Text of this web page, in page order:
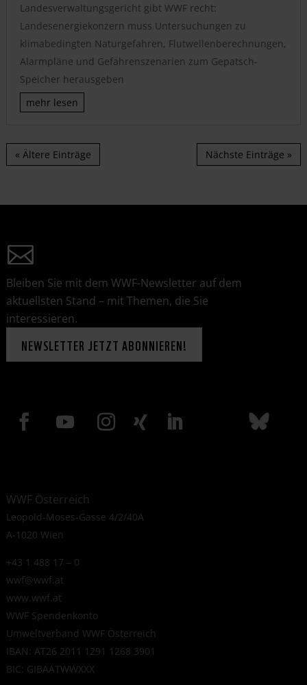
Landesverwaltungsgericht gibt WWF recht:
Landesenergiekonzern muss Untersuchungen zu
klimabedingten Naturgefahren, Flutwellenberechnungen,
Alarmpläne und Gefahrenszenarien zum Gepatsch-
Speicher herausgeben
mehr lesen
« Ältere Einträge Nächste Einträge »
Bleiben Sie mit dem WWF-Newsletter auf dem
aktuellsten Stand – mit Themen, die Sie
interessieren.
NEWSLETTER JETZT ABONNIEREN!
WWF Österreich
Leopold-Moses-Gasse 4/2/40A
A-1020 Wien
+43 1 488 17 – 0
wwf@wwf.at
www.wwf.at
WWF Spendenkonto
Umweltverband WWF Österreich
IBAN: AT26 2011 1291 1268 3901
BIC: GIBAATWWXXX